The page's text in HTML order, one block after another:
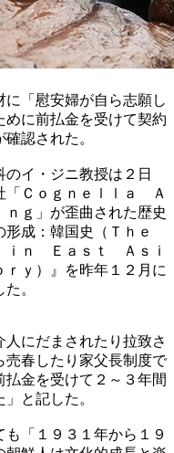
「慰安婦が自ら志願し
めに前払金を受けて契約
認された。
イ・ジニ教授は２日
「Ｃｏｇｎｅｌｌａ Ａ
ｇ」が歪曲された歴史
形成：韓国史（Ｔｈｅ
ｎ Ｅａｓｔ Ａｓｉ
ｙ）』を昨年１２月に
。
にだまされたり拉致さ
売春したり家父長制度で
金を受けて２～３年間
と記した。
「１９３１年から１９